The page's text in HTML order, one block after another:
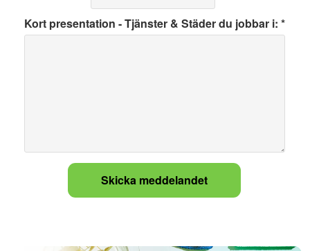
Kort presentation - Tjänster & Städer du jobbar i: *